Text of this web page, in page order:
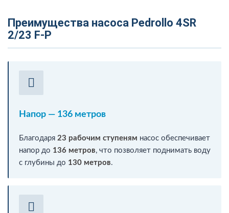
Преимущества насоса Pedrollo 4SR
2/23 F-P
Напор — 136 метров
Благодаря 23 рабочим ступеням насос обеспечивает
напор до 136 метров, что позволяет поднимать воду
с глубины до 130 метров.